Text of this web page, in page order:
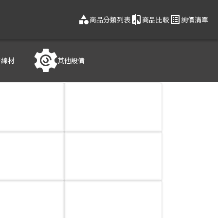
category商品分類列表compare商品比較 list_alt 詢價清單
材 其他設備